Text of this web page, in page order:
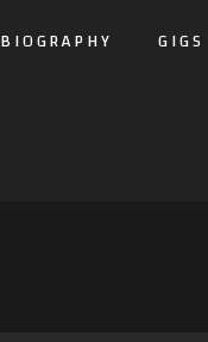
BIOGRAPHY GIGS